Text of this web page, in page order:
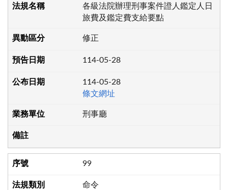
各級法院辦理刑事案件證人鑑定人日
旅費及鑑定費支給要點
修正
114-05-28
114-05-28
條文網址
刑事廳
99
命令